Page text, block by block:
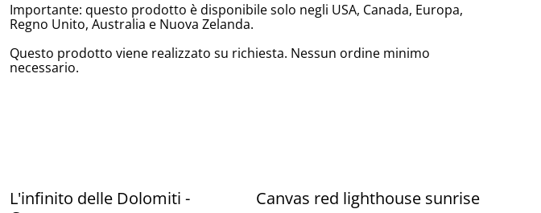
Importante: questo prodotto è disponibile solo negli USA, Canada, Europa,
Regno Unito, Australia e Nuova Zelanda.
Questo prodotto viene realizzato su richiesta. Nessun ordine minimo
necessario.
L'infinito delle Dolomiti -
Canvas red lighthouse sunrise